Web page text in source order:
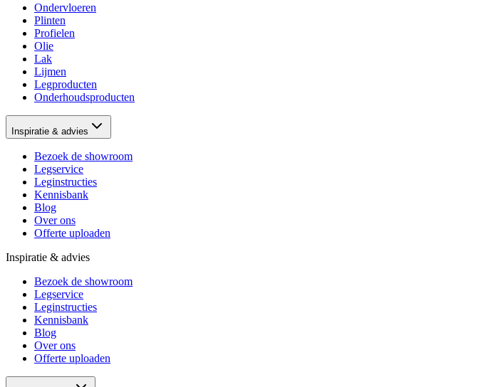
Ondervloeren
Plinten
Profielen
Olie
Lak
Lijmen
Legproducten
Onderhoudsproducten
Inspiratie & advies
Bezoek de showroom
Legservice
Leginstructies
Kennisbank
Blog
Over ons
Offerte uploaden
Inspiratie & advies
Bezoek de showroom
Legservice
Leginstructies
Kennisbank
Blog
Over ons
Offerte uploaden